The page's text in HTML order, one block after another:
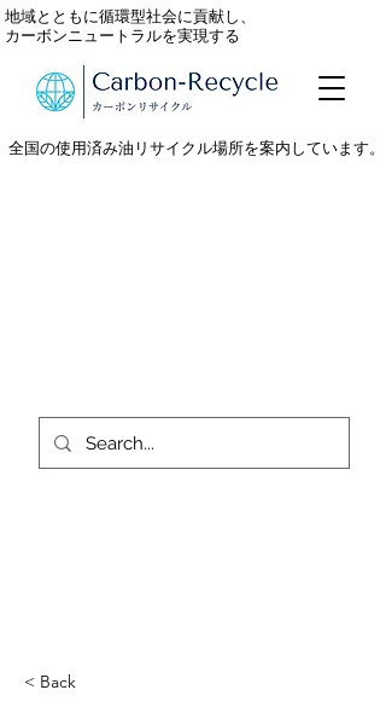
全国の使用済み油リサイクル場所を案内しています。
地域とともに循環型社会に貢献し、
カーボンニュートラルを実現する
< Back